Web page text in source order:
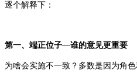
逐个解释下：
第一、端正位子—谁的意见更重要
为啥会实施不一致？多数是因为角色